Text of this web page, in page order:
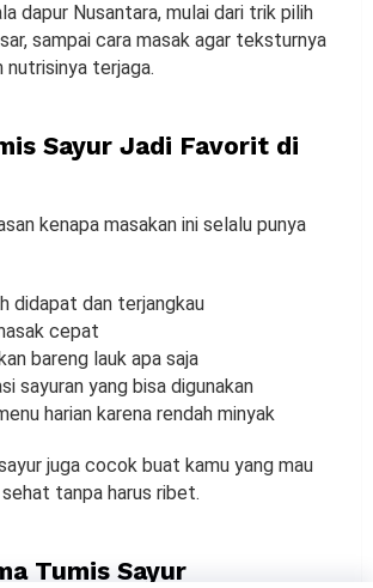
dapur Nusantara, mulai dari trik pilih
sampai cara masak agar teksturnya
terjaga.
Sayur Jadi Favorit di
kenapa masakan ini selalu punya
didapat dan terjangkau
cepat
bareng lauk apa saja
sayuran yang bisa digunakan
harian karena rendah minyak
juga cocok buat kamu yang mau
tanpa harus ribet.
Tumis Sayur